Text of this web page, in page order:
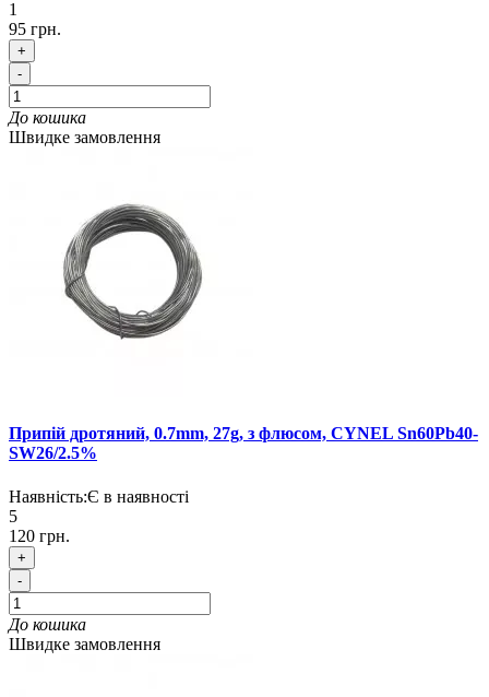
1
95 грн.
+
-
До кошика
Швидке замовлення
Припій дротяний, 0.7mm, 27g, з флюсом, CYNEL Sn60Pb40-
SW26/2.5%
Наявність:Є в наявності
5
120 грн.
+
-
До кошика
Швидке замовлення